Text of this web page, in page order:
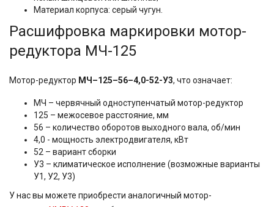
Материал корпуса: серый чугун.
Расшифровка маркировки мотор-
редуктора МЧ-125
Мотор-редуктор МЧ–125–56–4,0-52-У3, что означает:
МЧ – червячный одноступенчатый мотор-редуктор
125 – межосевое расстояние, мм
56 – количество оборотов выходного вала, об/мин
4,0 - мощность электродвигателя, кВт
52 – вариант сборки
У3 – климатическое исполнение (возможные варианты
У1, У2, У3)
У нас вы можете приобрести аналогичный мотор-